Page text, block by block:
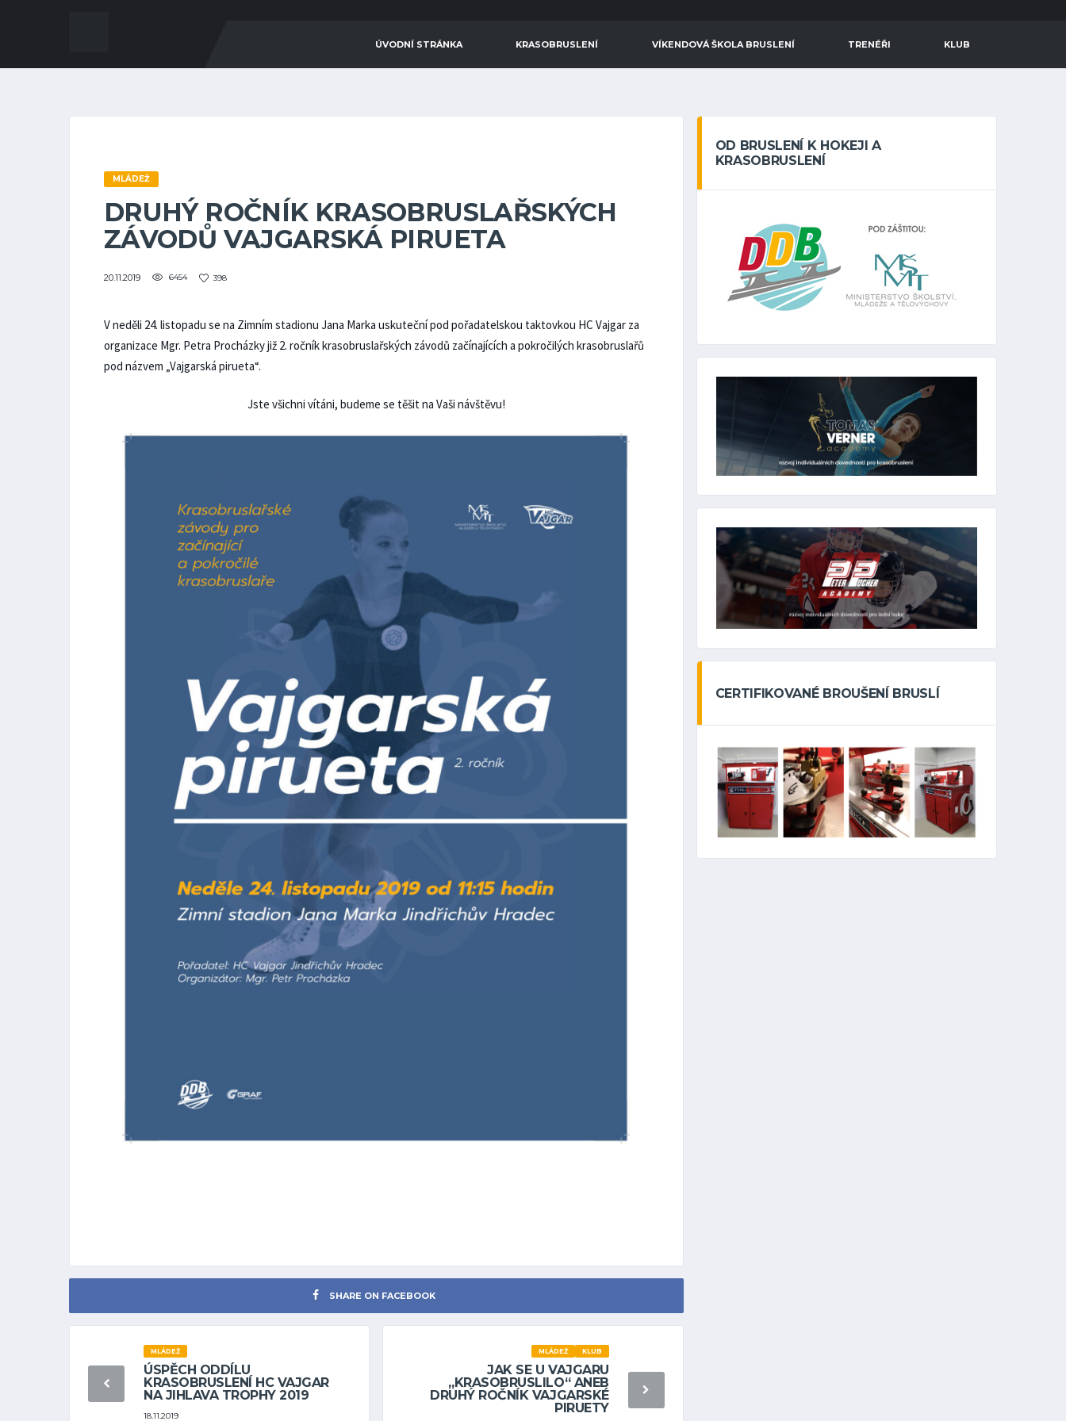
ÚVODNÍ STRÁNKA KRASOBRUSLENÍ VÍKENDOVÁ ŠKOLA BRUSLENÍ TRENÉŘI KLUB
MLÁDEŽ
DRUHÝ ROČNÍK KRASOBRUSLAŘSKÝCH
ZÁVODŮ VAJGARSKÁ PIRUETA
20.11.2019 6454 398
V neděli 24. listopadu se na Zimním stadionu Jana Marka uskuteční pod pořadatelskou taktovkou HC Vajgar za
organizace Mgr. Petra Procházky již 2. ročník krasobruslařských závodů začínajících a pokročilých krasobruslařů
pod názvem „Vajgarská pirueta“.
Jste všichni vítáni, budeme se těšit na Vaši návštěvu!
SHARE ON FACEBOOK
MLÁDEŽ
ÚSPĚCH ODDÍLU
KRASOBRUSLENÍ HC VAJGAR
NA JIHLAVA TROPHY 2019
18.11.2019
KLUB
MLÁDEŽ
JAK SE U VAJGARU
„KRASOBRUSLILO“ ANEB
DRUHÝ ROČNÍK VAJGARSKÉ
PIRUETY
OD BRUSLENÍ K HOKEJI A
KRASOBRUSLENÍ
CERTIFIKOVANÉ BROUŠENÍ BRUSLÍ